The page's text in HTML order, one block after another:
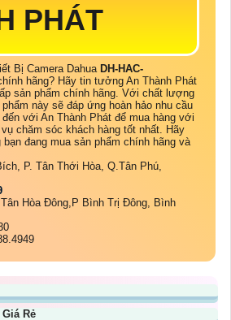
PHÁT
Bị Camera Dahua DH-HAC-
hãng? Hãy tin tưởng An Thành Phát
sản phẩm chính hãng. Với chất lượng
này sẽ đáp ứng hoàn hảo nhu cầu
với An Thành Phát để mua hàng với
chăm sóc khách hàng tốt nhất. Hãy
bạn đang mua sản phẩm chính hãng và
P. Tân Thới Hòa, Q.Tân Phú,
Hòa Đông,P Bình Trị Đông, Bình
Rẻ